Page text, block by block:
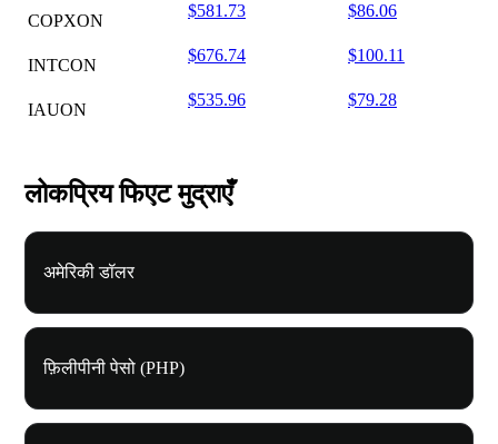
COPXON
$581.73 $86.06
INTCON
$676.74 $100.11
IAUON
$535.96 $79.28
लोकप्रिय फिएट मुद्राएँ
अमेरिकी डॉलर
फ़िलीपीनी पेसो (PHP)